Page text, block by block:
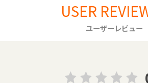
USER
ユーザーレビュー